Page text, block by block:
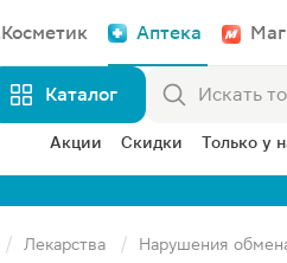
Аптека
Каталог
Акции Скидки Только у
Лекарства Нарушения